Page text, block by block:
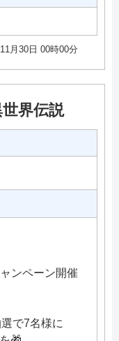
月30日 00時00分
世界伝説
ンペーン開催
で7名様に